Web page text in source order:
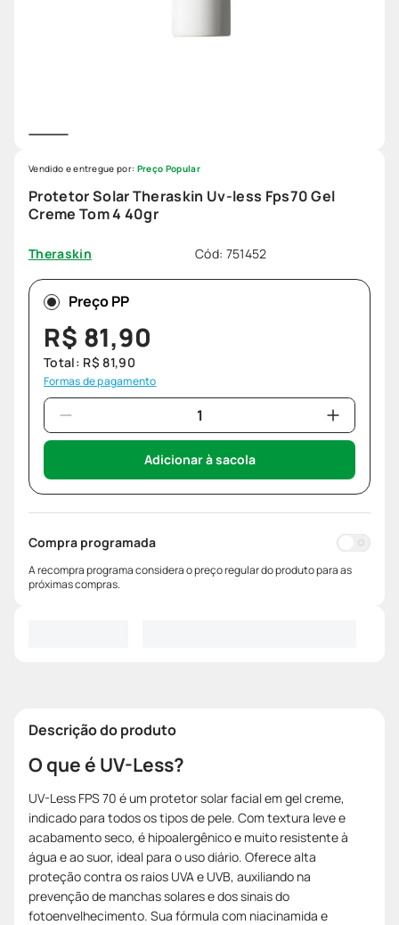
Protetor Solar Theraskin Uv-less Fps70 Gel
Creme Tom 4 40gr
Theraskin Cód: 751452
Vendido e entregue por: Preço Popular
Preço PP
R$ 81,90
Total: R$ 81,90
Formas de pagamento
Adicionar à sacola
Compra programada
A recompra programa considera o preço regular do produto para as
próximas compras.
Descrição do produto
O que é UV-Less?
UV-Less FPS 70 é um protetor solar facial em gel creme,
indicado para todos os tipos de pele. Com textura leve e
acabamento seco, é hipoalergênico e muito resistente à
água e ao suor, ideal para o uso diário. Oferece alta
proteção contra os raios UVA e UVB, auxiliando na
prevenção de manchas solares e dos sinais do
fotoenvelhecimento. Sua fórmula com niacinamida e